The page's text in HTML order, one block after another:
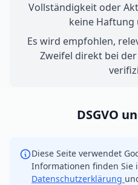
Vollständigkeit oder
keine
Es wird empfohlen,
Zweifel direkt bei
DSGVO
Diese Seite verwendet
Informationen finden Sie
Datenschutzerklärung